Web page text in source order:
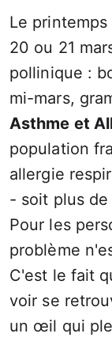
Le
20 ou 21
pollinique :
mi-mars,
Asthme et
population
allergie
- soit plus de
Pour les
problème
C'est le fait
voir se
un œil qui